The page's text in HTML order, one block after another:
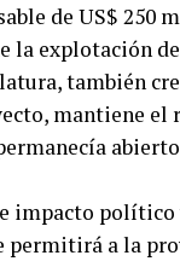
de US$ 250
la explotación
también
mantiene el
abierto
impacto
permitirá a la